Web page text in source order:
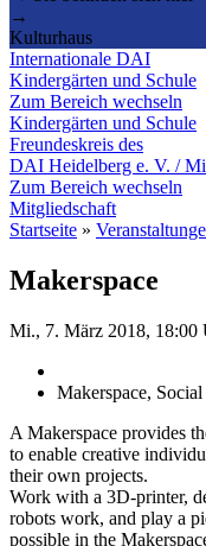
→
Kulturhaus
Internationale DAI
Kindergärten und Schule
Zum Bereich wechseln
Kindergärten und Schule
Freundeskreis des
DAI Heidelberg e. V. /
Zum Bereich wechseln
Mitgliedschaft
Startseite »
Makerspace
Mi., 7. März 2018, 18:00
Makerspace,
A Makerspace provides
to enable creative
their own projects.
Work with a 3D-printer,
robots work, and play a
possible in the